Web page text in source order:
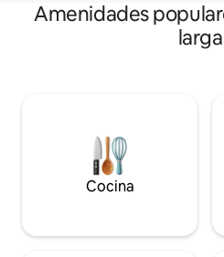
Amenidades
Cocina